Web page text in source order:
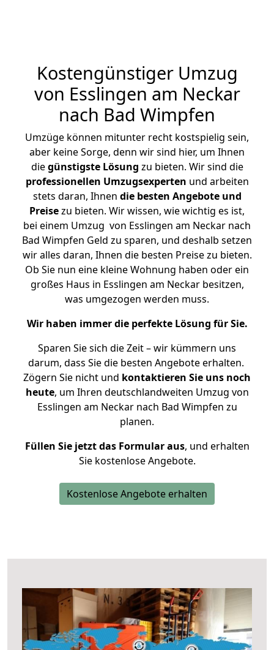
Kostengünstiger Umzug
von Esslingen am Neckar
nach Bad Wimpfen
Umzüge können mitunter recht kostspielig sein,
aber keine Sorge, denn wir sind hier, um Ihnen
diegünstigste Lösung zu bieten. Wir sind die
professionellen Umzugsexperten und arbeiten
stets daran, Ihnen die besten Angebote und
Preisezu bieten. Wir wissen, wie wichtig es ist,
bei einem Umzug von Esslingen am Neckar nach
Bad Wimpfen Geld zu sparen, und deshalb setzen
wir alles daran, Ihnen die besten Preise zu bieten.
Ob Sie nun eine kleine Wohnung haben oder ein
großes Haus in Esslingen am Neckar besitzen,
was umgezogen werden muss.
Wir haben immer die perfekte Lösung für Sie.
Sparen Sie sich die Zeit – wir kümmern uns
darum, dass Sie die besten Angebote erhalten.
Zögern Sie nicht und kontaktieren Sie uns noch
heute, um Ihren deutschlandweiten Umzug von
Esslingen am Neckar nach Bad Wimpfen zu
planen.
Füllen Sie jetzt das Formular aus, und erhalten
Sie kostenlose Angebote.
Kostenlose Angebote erhalten